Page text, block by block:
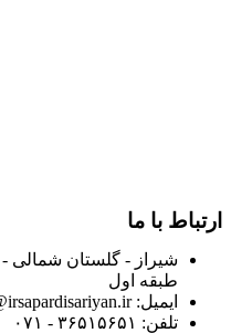
ارتباط با ما
شیراز - گلستان شمالی
طبقه اول
ایمیل: info@irsapardisariyan.ir
تلفن: ۳۶۵۱۵۶۵۱ - ۰۷۱